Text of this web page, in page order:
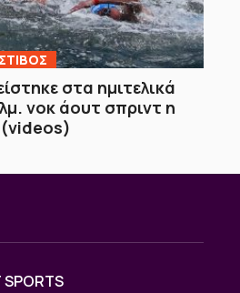
στα ημιτελικά
νοκ άουτ σπριντ η